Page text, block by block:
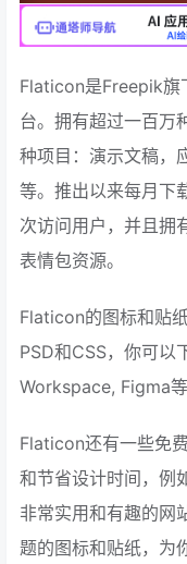
Flaticon是Freepik旗
台。拥有超过一百万
种项目：演示文稿，
等。推出以来每月下
次访问用户，并且拥
表情包资源。
Flaticon的图标和贴
PSD和CSS，你可以
Workspace, Figma等
Flaticon还有一些免
和节省设计时间，例
非常实用和有趣的网
题的图标和贴纸，为